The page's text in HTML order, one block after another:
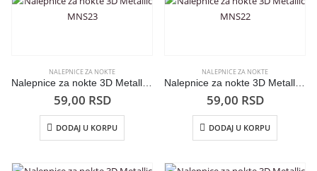
NALEPNICE ZA NOKTE
59,00 RSD
DODAJ U KORPU
NALEPNICE ZA NOKTE
59,00 RSD
DODAJ U KORPU